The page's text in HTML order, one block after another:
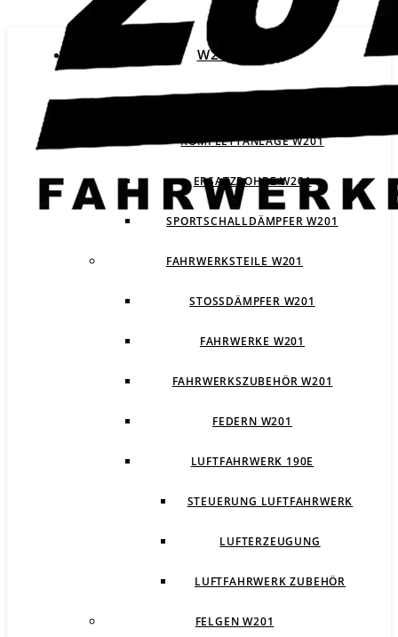
W201
KOMPLETTANLAGE W201
ERSATZROHRE W201
SPORTSCHALLDÄMPFER W201
FAHRWERKSTEILE W201
STOSSDÄMPFER W201
FAHRWERKE W201
FAHRWERKSZUBEHÖR W201
FEDERN W201
LUFTFAHRWERK 190E
STEUERUNG LUFTFAHRWERK
LUFTERZEUGUNG
LUFTFAHRWERK ZUBEHÖR
FELGEN W201